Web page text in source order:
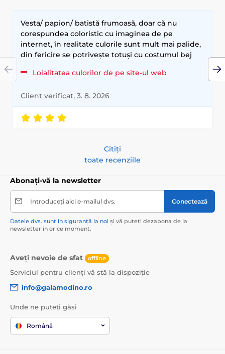
Vesta/ papion/ batistă frumoasă, doar că nu
corespundea coloristic cu imaginea de pe
internet, în realitate culorile sunt mult mai palide,
din fericire se potrivește totuși cu costumul bej
Loialitatea culorilor de pe site-ul web
Client verificat, 3. 8. 2026
Citiți
toate recenziile
Abonați-vă la newsletter
Introduceți aici e-mailul dvs. Conectează
Datele dvs. sunt în siguranță la noi și vă puteți dezabona de la
newsletter în orice moment.
Aveți nevoie de sfat offline
Serviciul pentru clienți vă stă la dispoziție
info@galamodino.ro
Unde ne puteți găsi
Română